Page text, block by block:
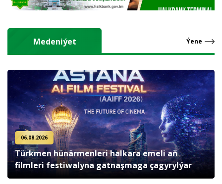
Medeniýet Ýene
06.08.2026
Türkmen hünärmenleri halkara emeli aň
filmleri festiwalyna gatnaşmaga çagyrylýar